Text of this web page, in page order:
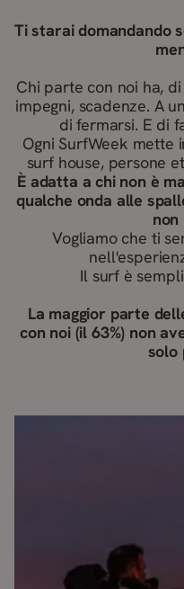
Ti starai domandando
Chi parte con noi ha,
impegni, scadenze. A
di fermarsi. E di
Ogni SurfWeek mette
surf house, persone
È adatta a chi non è
qualche onda alle
Vogliamo che ti
Il surf è
La maggior parte
con noi (il 63%) non
solo